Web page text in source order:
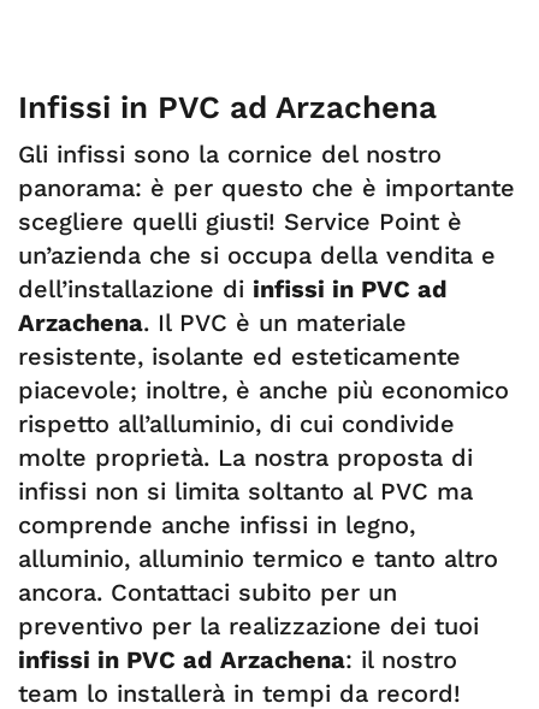
Infissi in PVC ad Arzachena
Gli infissi sono la cornice del nostro
panorama: è per questo che è importante
scegliere quelli giusti! Service Point è
un’azienda che si occupa della vendita e
dell’installazione di infissi in PVC ad
Arzachena. Il PVC è un materiale
resistente, isolante ed esteticamente
piacevole; inoltre, è anche più economico
rispetto all’alluminio, di cui condivide
molte proprietà. La nostra proposta di
infissi non si limita soltanto al PVC ma
comprende anche infissi in legno,
alluminio, alluminio termico e tanto altro
ancora. Contattaci subito per un
preventivo per la realizzazione dei tuoi
infissi in PVC ad Arzachena: il nostro
team lo installerà in tempi da record!